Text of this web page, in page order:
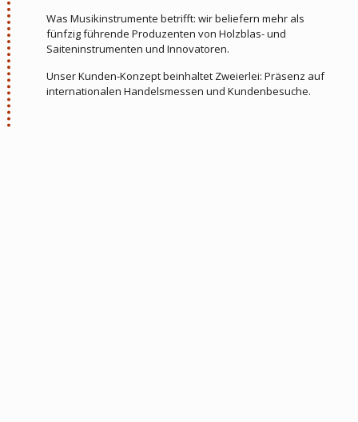
Was Musikinstrumente betrifft: wir beliefern mehr als
fünfzig führende Produzenten von Holzblas- und
Saiteninstrumenten und Innovatoren.
Unser Kunden-Konzept beinhaltet Zweierlei: Präsenz auf
internationalen Handelsmessen und Kundenbesuche.